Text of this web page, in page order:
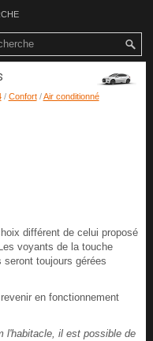
/ Confort/Air conditionné
différent de celui proposé
voyants de la touche
toujours gérées
en fonctionnement
l'habitacle, il est possible de